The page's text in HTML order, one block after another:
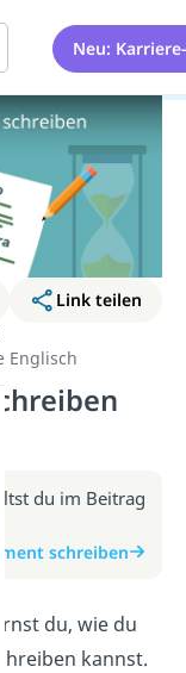
Neu:
Link teilen
Englisch
du im Beitrag
schreiben
du, wie du
kannst.